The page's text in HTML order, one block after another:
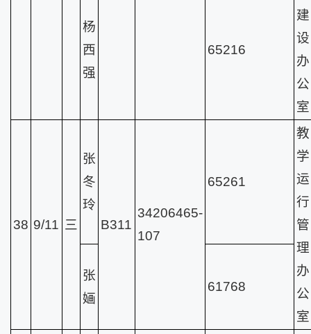
建
设
办
公
室
杨
西
强
65216
38 9/11 三
张
冬
玲
B311
34206465-
107
65261
教
学
运
行
管
理
办
公
室
张
婳
61768